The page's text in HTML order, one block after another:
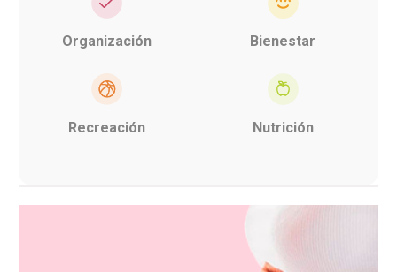
Organización Bienestar
Recreación Nutrición